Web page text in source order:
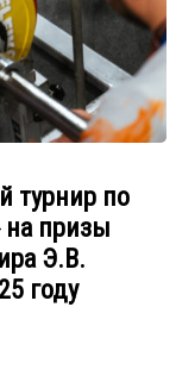
турнир по
призы
Э.В.
году